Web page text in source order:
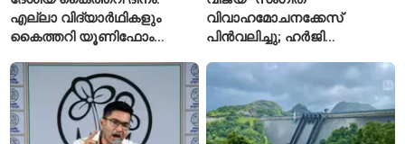
എല്ലാ വിദ്യാർഥികളും
കൈത്തറി യൂണിഫോം
സ്കൂൾ വേറിട്ട മാതൃക
വിവാഹമോചനക്കേസ്
പിൻവലിച്ചു; ഹർജി
അവസാനിപ്പിച്ച് കോടതി